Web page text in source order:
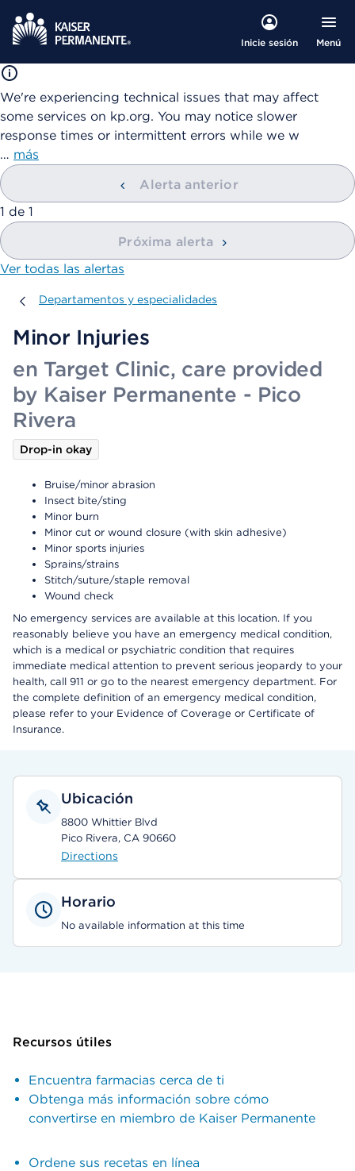
Inicie sesión Menú
We're experiencing technical issues that may affect
some services on kp.org. You may notice slower
response times or intermittent errors while we w
… más
Alerta anterior
mostrando
1 de 1
Próxima alerta
Ver todas las alertas
Departamentos y especialidades
Departamentos y especialidades
Minor Injuries
en Target Clinic, care provided
by Kaiser Permanente - Pico
Rivera
Drop-in okay
Bruise/minor abrasion
Insect bite/sting
Minor burn
Minor cut or wound closure (with skin adhesive)
Minor sports injuries
Sprains/strains
Stitch/suture/staple removal
Wound check
No emergency services are available at this location. If you
reasonably believe you have an emergency medical condition,
which is a medical or psychiatric condition that requires
immediate medical attention to prevent serious jeopardy to your
health, call 911 or go to the nearest emergency department. For
the complete definition of an emergency medical condition,
please refer to your Evidence of Coverage or Certificate of
Insurance.
Ubicación
8800 Whittier Blvd
Pico Rivera, CA 90660
Directions
Horario
No available information at this time
Recursos útiles
Encuentra farmacias cerca de ti
Obtenga más información sobre cómo
convertirse en miembro de Kaiser Permanente
Ordene sus recetas en línea